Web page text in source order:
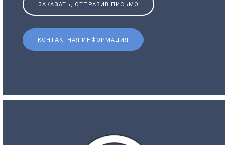
ЗАКАЗАТЬ, ОТПРАВИВ ПИСЬМО
КОНТАКТНАЯ ИНФОРМАЦИЯ